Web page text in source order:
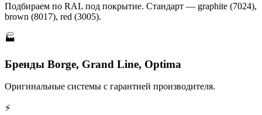
Подбираем по RAL под покрытие. Стандарт — graphite (7024),
brown (8017), red (3005).
🏭
Бренды Borge, Grand Line, Optima
Оригинальные системы с гарантией производителя.
⚡